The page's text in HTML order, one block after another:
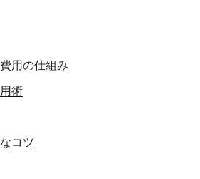
用の仕組み
術
コツ